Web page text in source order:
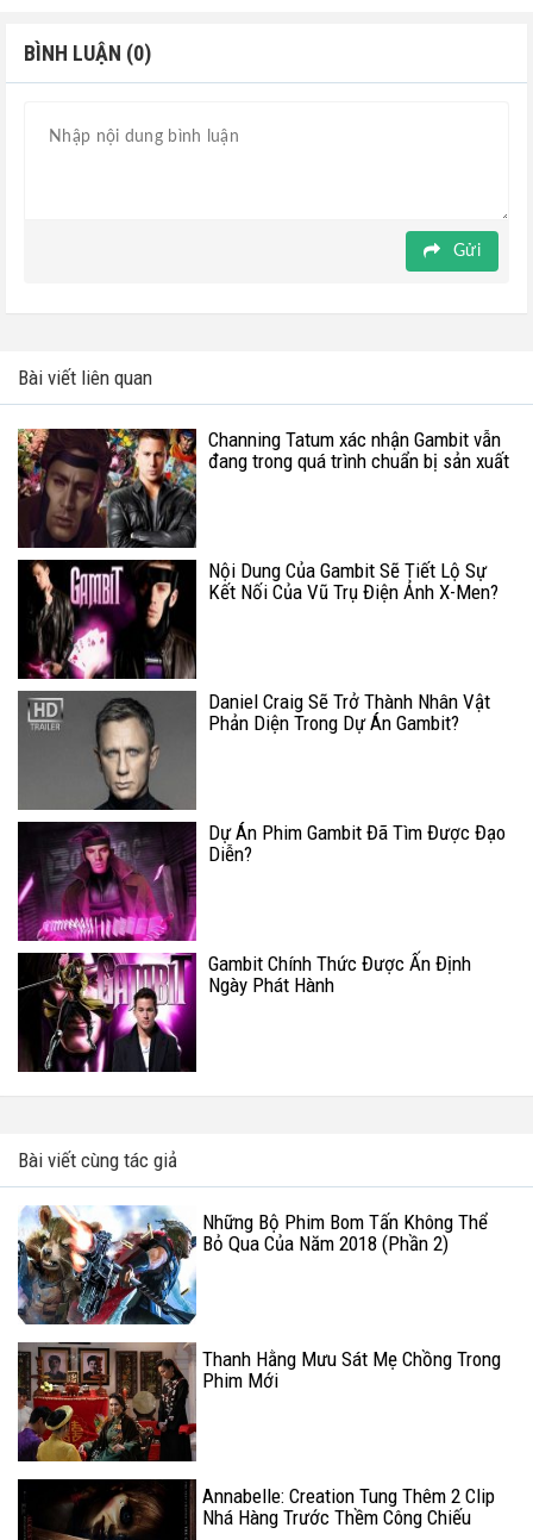
BÌNH LUẬN (0)
Gửi
Bài viết liên quan
Channing Tatum xác nhận Gambit vẫn
đang trong quá trình chuẩn bị sản xuất
Nội Dung Của Gambit Sẽ Tiết Lộ Sự
Kết Nối Của Vũ Trụ Điện Ảnh X-Men?
Daniel Craig Sẽ Trở Thành Nhân Vật
Phản Diện Trong Dự Án Gambit?
Dự Án Phim Gambit Đã Tìm Được Đạo
Diễn?
Gambit Chính Thức Được Ấn Định
Ngày Phát Hành
Bài viết cùng tác giả
Những Bộ Phim Bom Tấn Không Thể
Bỏ Qua Của Năm 2018 (Phần 2)
Thanh Hằng Mưu Sát Mẹ Chồng Trong
Phim Mới
Annabelle: Creation Tung Thêm 2 Clip
Nhá Hàng Trước Thềm Công Chiếu